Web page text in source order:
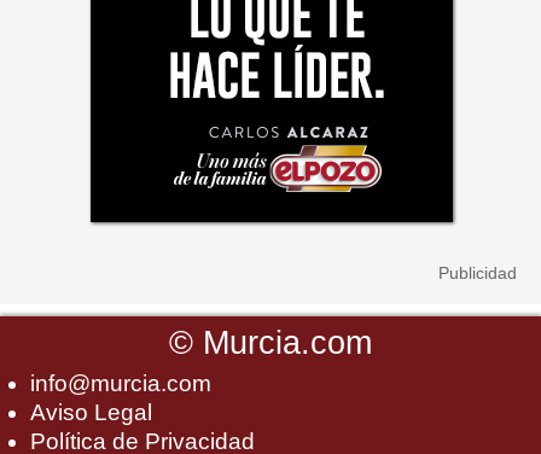
© Murcia.com
info@murcia.com
Aviso Legal
Política de Privacidad